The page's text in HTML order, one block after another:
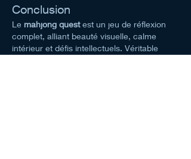
Conclusion
Le mahjong quest est un jeu de réflexion
complet, alliant beauté visuelle, calme
intérieur et défis intellectuels. Véritable